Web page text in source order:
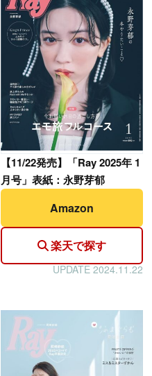
【11/22発売】「Ray 2025年 1
月号」表紙：永野芽郁
Amazon
楽天で探す
UPDATE 2024.11.22